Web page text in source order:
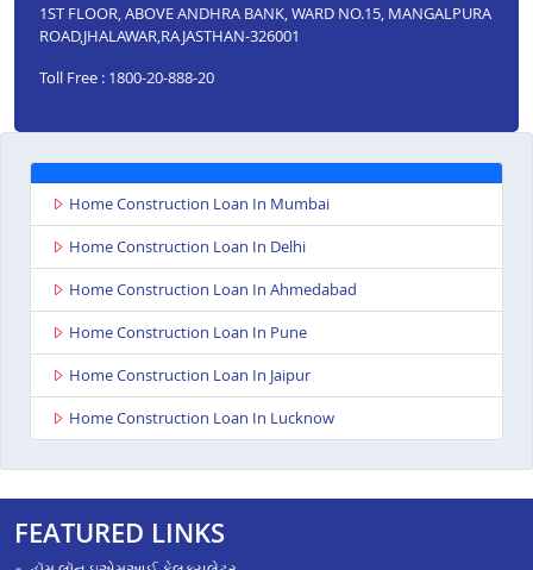
1ST FLOOR, ABOVE ANDHRA BANK, WARD NO.15, MANGALPURA
ROAD,JHALAWAR,RAJASTHAN-326001
Toll Free : 1800-20-888-20
Home Construction Loan In Mumbai
Home Construction Loan In Delhi
Home Construction Loan In Ahmedabad
Home Construction Loan In Pune
Home Construction Loan In Jaipur
Home Construction Loan In Lucknow
FEATURED LINKS